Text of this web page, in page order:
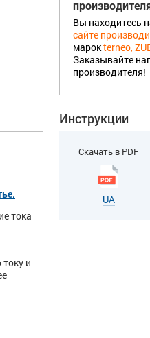
Вы находитесь
сайте
марокterneo,
Заказывайте
производителя!
тока
и
Инструкции
Скачать в PDF
UA